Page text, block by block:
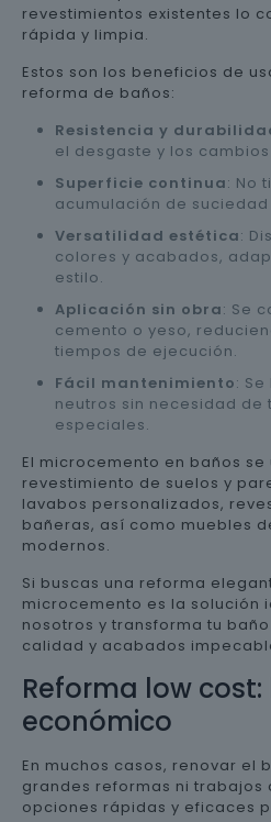
revestimientos existentes lo
rápida y limpia.
Estos son los beneficios de
reforma de baños:
Resistencia y
el desgaste y los
Superficie continua: No
acumulación de suciedad
Versatilidad estética:
colores y acabados,
estilo.
Aplicación sin obra: Se
cemento o yeso,
tiempos de ejecución.
Fácil mantenimiento:
neutros sin necesidad de
especiales.
El microcemento en baños
revestimiento de suelos y
lavabos personalizados,
bañeras, así como muebles
modernos.
Si buscas una reforma
microcemento es la solución
nosotros y transforma tu
calidad y acabados
Reforma low
económico
En muchos casos, renovar el
grandes reformas ni trabajos
opciones rápidas y eficaces